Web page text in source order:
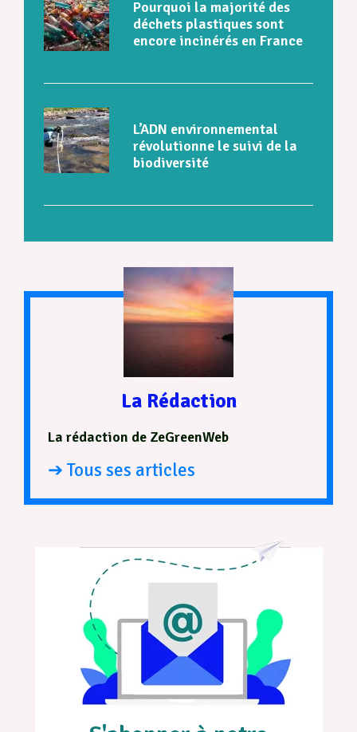
Pourquoi la majorité des
déchets plastiques sont
encore incinérés en France
L’ADN environnemental
révolutionne le suivi de la
biodiversité
La Rédaction
La rédaction de ZeGreenWeb
➔ Tous ses articles